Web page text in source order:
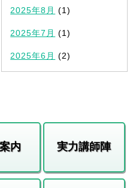
2025年8月 (1)
2025年7月 (1)
2025年6月 (2)
内 実力講師陣